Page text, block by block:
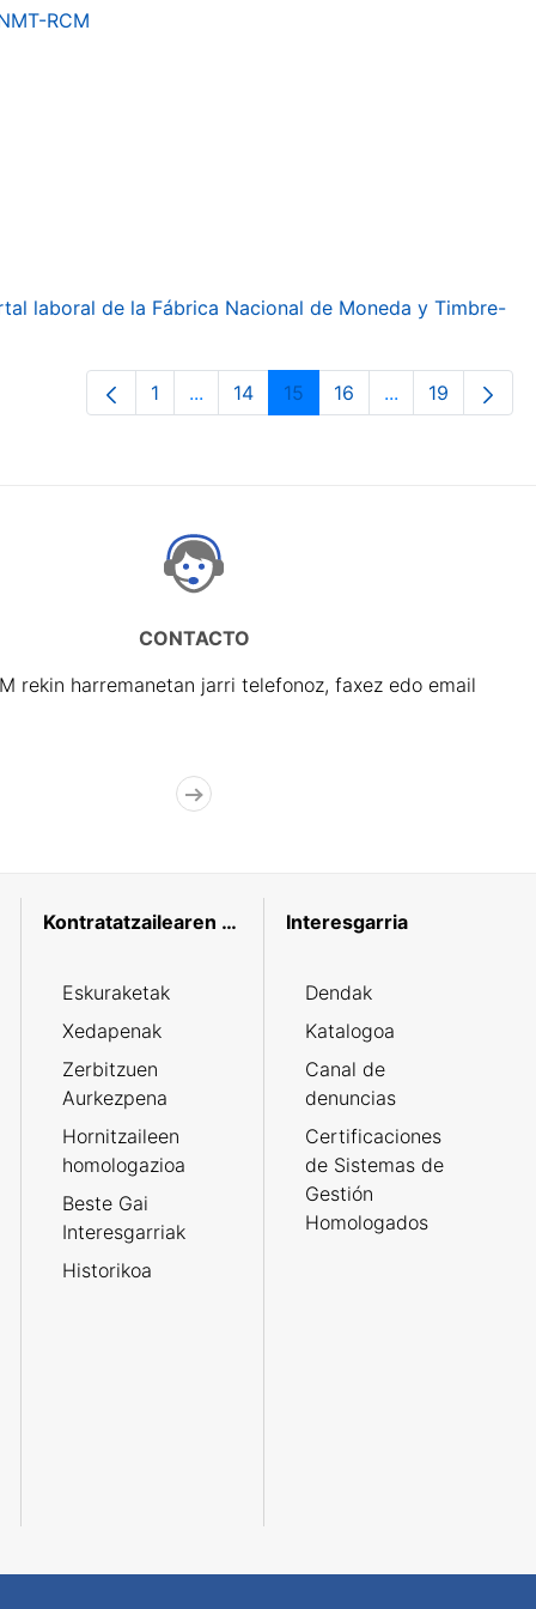
RCM
laboral de la Fábrica Nacional de Moneda y Timbre-
Orrialdea
1 ...Intermediate Pages Use TAB to
Orrialdea
14 Orrialdea
15 Orrialdea
16 ...Intermediate
Orrialdea
19
CONTACTO
rekin harremanetan jarri telefonoz, faxez edo email
Kontratatzailearen profila
Eskuraketak
Xedapenak
Zerbitzuen
Aurkezpena
Hornitzaileen
homologazioa
Beste Gai
Interesgarriak
Historikoa
Interesgarria
Dendak
Katalogoa
Canal de
denuncias
Certificaciones
de Sistemas de
Gestión
Homologados